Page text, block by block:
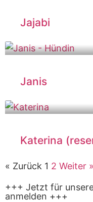
Jajabi
Janis
Katerina
« Zurück 1 2 Weiter »
+++ Jetzt für
anmelden +++